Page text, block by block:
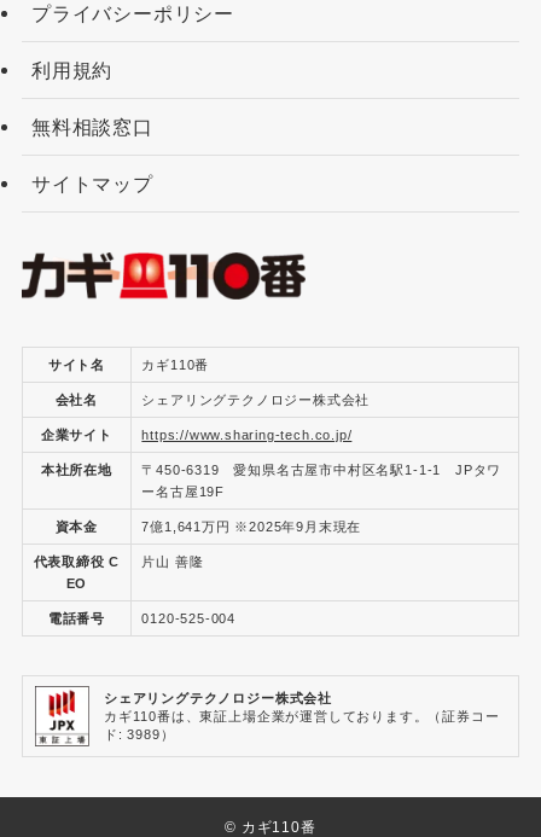
プライバシーポリシー
利用規約
無料相談窓口
サイトマップ
サイト名 カギ110番
会社名 シェアリングテクノロジー株式会社
企業サイト https://www.sharing-tech.co.jp/
本社所在地
〒450-6319 愛知県名古屋市中村区名駅1-1-1 JPタワ
ー名古屋19F
資本金 7億1,641万円 ※2025年9月末現在
代表取締役 C
EO
片山 善隆
電話番号 0120-525-004
シェアリングテクノロジー株式会社
カギ110番は、東証上場企業が運営しております。（証券コー
ド: 3989）
© カギ110番